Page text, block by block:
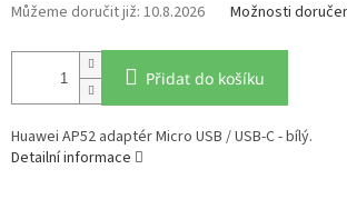
10.8.2026 Možnosti
Přidat do košíku
Huawei AP52 adaptér Micro USB / USB-C - bílý.
Detailní informace